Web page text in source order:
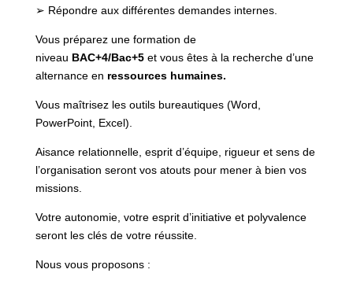
➢ Répondre aux différentes demandes internes.
Vous préparez une formation de
niveau BAC+4/Bac+5et vous êtes à la recherche d’une
alternance en ressources humaines.
Vous maîtrisez les outils bureautiques (Word,
PowerPoint, Excel).
Aisance relationnelle, esprit d’équipe, rigueur et sens de
l’organisation seront vos atouts pour mener à bien vos
missions.
Votre autonomie, votre esprit d’initiative et polyvalence
seront les clés de votre réussite.
Nous vous proposons :